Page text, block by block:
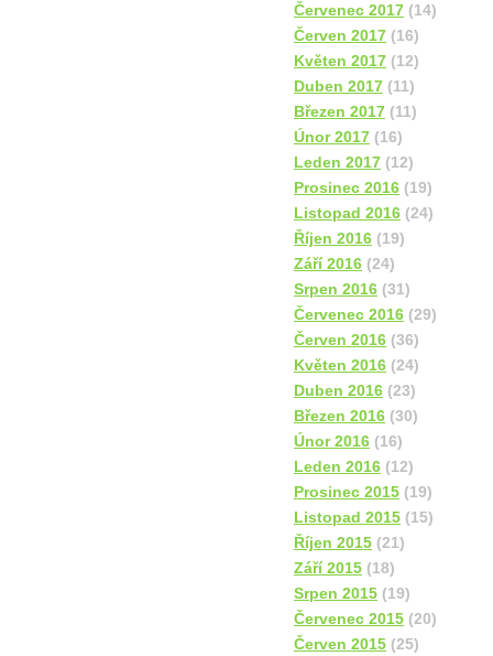
Červenec 2017 (14)
Červen 2017 (16)
Květen 2017 (12)
Duben 2017 (11)
Březen 2017 (11)
Únor 2017 (16)
Leden 2017 (12)
Prosinec 2016 (19)
Listopad 2016 (24)
Říjen 2016 (19)
Září 2016 (24)
Srpen 2016 (31)
Červenec 2016 (29)
Červen 2016 (36)
Květen 2016 (24)
Duben 2016 (23)
Březen 2016 (30)
Únor 2016 (16)
Leden 2016 (12)
Prosinec 2015 (19)
Listopad 2015 (15)
Říjen 2015 (21)
Září 2015 (18)
Srpen 2015 (19)
Červenec 2015 (20)
Červen 2015 (25)